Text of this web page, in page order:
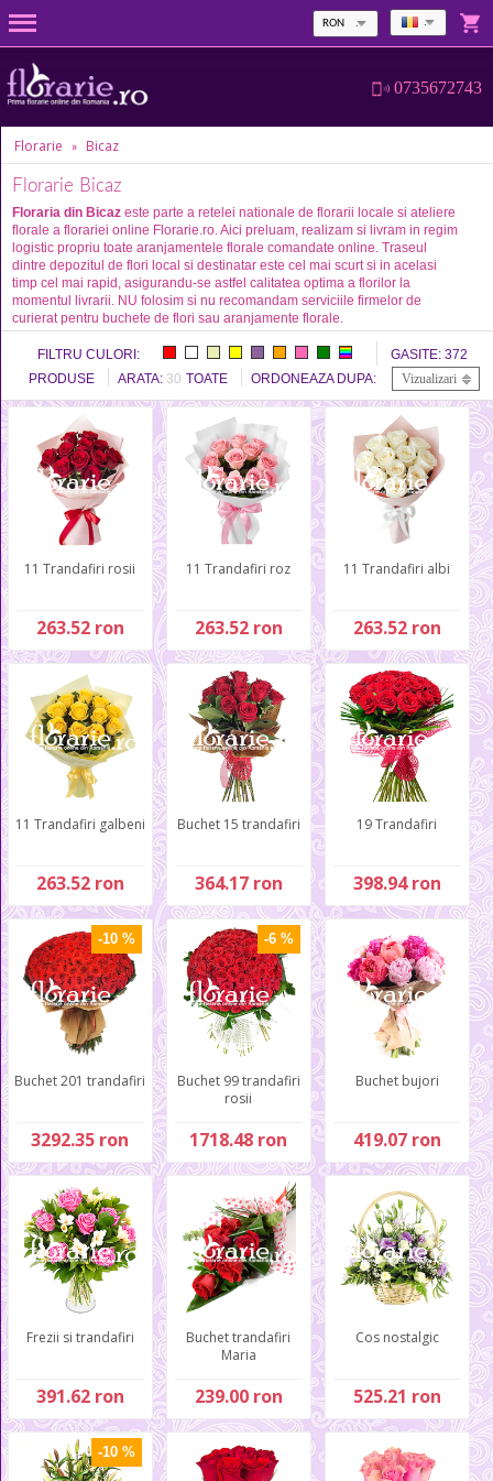
RON
0735672743
Florarie » Bicaz
Florarie Bicaz
Floraria din Bicaz este parte a retelei nationale de florarii locale si ateliere
florale a florariei online Florarie.ro. Aici preluam, realizam si livram in regim
logistic propriu toate aranjamentele florale comandate online. Traseul
dintre depozitul de flori local si destinatar este cel mai scurt si in acelasi
timp cel mai rapid, asigurandu-se astfel calitatea optima a florilor la
momentul livrarii. NU folosim si nu recomandam serviciile firmelor de
curierat pentru buchete de flori sau aranjamente florale.
FILTRU CULORI: GASITE: 372
PRODUSE
ARATA: 30 TOATE ORDONEAZA DUPA: Vizualizari
11 Trandafiri rosii
263.52 ron
11 Trandafiri roz
263.52 ron
11 Trandafiri albi
263.52 ron
11 Trandafiri galbeni
263.52 ron
Buchet 15 trandafiri
364.17 ron
19 Trandafiri
398.94 ron
-10 %
Buchet 201 trandafiri
3292.35 ron
-6 %
Buchet 99 trandafiri
rosii
1718.48 ron
Buchet bujori
419.07 ron
Frezii si trandafiri
391.62 ron
Buchet trandafiri
Maria
239.00 ron
Cos nostalgic
525.21 ron
-10 %